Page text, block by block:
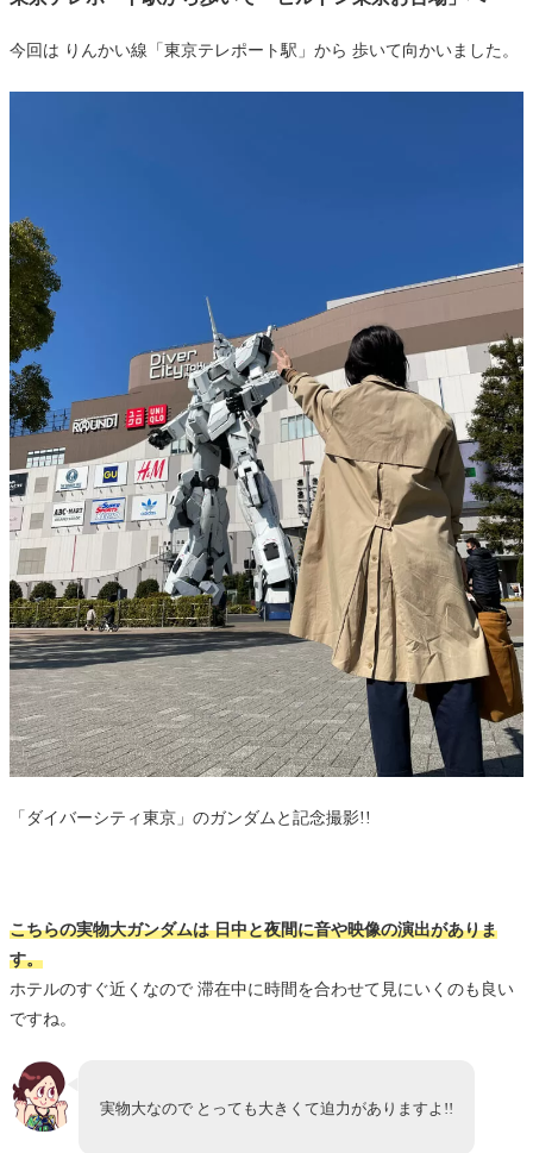
今回は りんかい線「東京テレポート駅」から 歩いて向かいました。
「ダイバーシティ東京」のガンダムと記念撮影!!
こちらの実物大ガンダムは 日中と夜間に音や映像の演出がありま
す。
ホテルのすぐ近くなので 滞在中に時間を合わせて見にいくのも良い
ですね。
実物大なので とっても大きくて迫力がありますよ!!